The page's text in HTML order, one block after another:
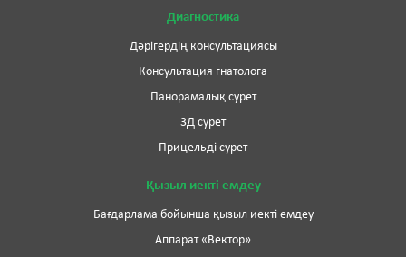
Диагностика
Дәрігердің консультациясы
Консультация гнатолога
Панорамалық сурет
3Д сурет
Прицельді сурет
Қызыл иекті емдеу
Бағдарлама бойынша қызыл иекті емдеу
Аппарат «Вектор»